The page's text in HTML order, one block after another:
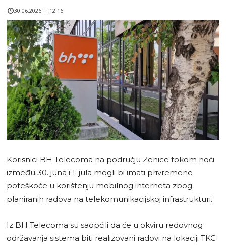
30.06.2026. | 12:16
Korisnici BH Telecoma na području Zenice tokom noći
između 30. juna i 1. jula mogli bi imati privremene
poteškoće u korištenju mobilnog interneta zbog
planiranih radova na telekomunikacijskoj infrastrukturi.
Iz BH Telecoma su saopćili da će u okviru redovnog
održavanja sistema biti realizovani radovi na lokaciji TKC